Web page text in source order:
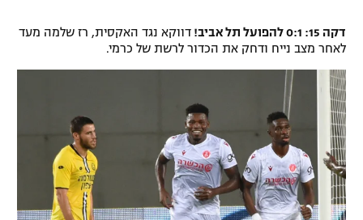
דקה 15: 0:1 להפועל תל אביב!
דווקא נגד האקסית, רז שלמה מעד
לאחר מצב נייח ודחק את הכדור לרשת של כרמי.